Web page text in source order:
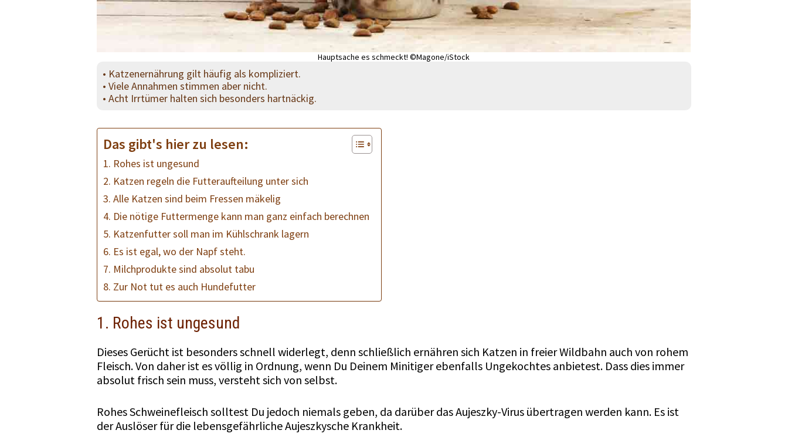
Hauptsache es schmeckt! ©Magone/iStock
• Katzenernährung gilt häufig als kompliziert.
• Viele Annahmen stimmen aber nicht.
• Acht Irrtümer halten sich besonders hartnäckig.
Das gibt's hier zu lesen:
1. Rohes ist ungesund
2. Katzen regeln die Futteraufteilung unter sich
3. Alle Katzen sind beim Fressen mäkelig
4. Die nötige Futtermenge kann man ganz einfach berechnen
5. Katzenfutter soll man im Kühlschrank lagern
6. Es ist egal, wo der Napf steht.
7. Milchprodukte sind absolut tabu
8. Zur Not tut es auch Hundefutter
1. Rohes ist ungesund
Dieses Gerücht ist besonders schnell widerlegt, denn schließlich ernähren sich Katzen in freier Wildbahn auch von rohem
Fleisch. Von daher ist es völlig in Ordnung, wenn Du Deinem Minitiger ebenfalls Ungekochtes anbietest. Dass dies immer
absolut frisch sein muss, versteht sich von selbst.
Rohes Schweinefleisch solltest Du jedoch niemals geben, da darüber das Aujeszky-Virus übertragen werden kann. Es ist
der Auslöser für die lebensgefährliche Aujeszkysche Krankheit.